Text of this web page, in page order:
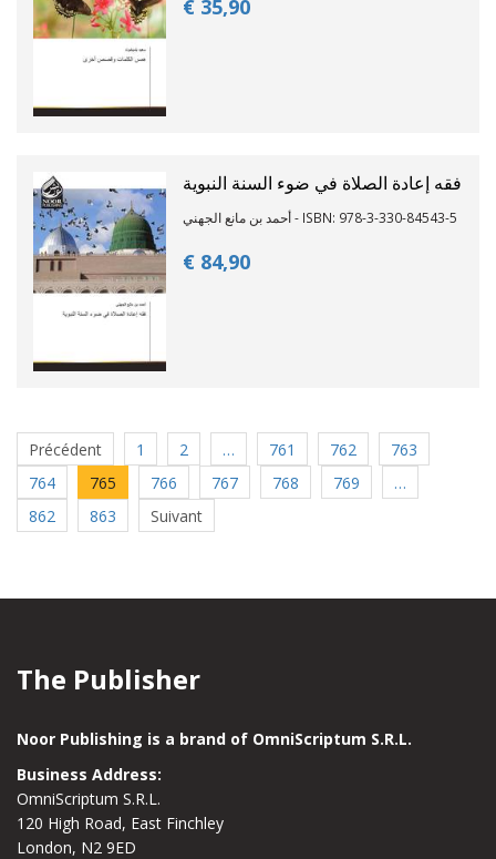
€ 35,90
فقه إعادة الصلاة في ضوء السنة النبوية
أحمد بن مانع الجهني - ISBN: 978-3-330-84543-5
€ 84,90
Précédent 1 2 … 761 762
763
764
765 766 767 768 769
…
862
863 Suivant
The Publisher
Noor Publishing is a brand of OmniScriptum S.R.L.
Business Address:
OmniScriptum S.R.L.
120 High Road, East Finchley
London, N2 9ED